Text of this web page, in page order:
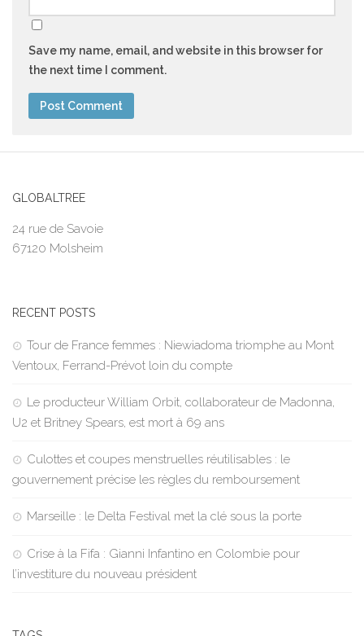
Save my name, email, and website in this browser for
the next time I comment.
GLOBALTREE
24 rue de Savoie
67120 Molsheim
RECENT POSTS
Tour de France femmes : Niewiadoma triomphe au Mont
Ventoux, Ferrand-Prévot loin du compte
Le producteur William Orbit, collaborateur de Madonna,
U2 et Britney Spears, est mort à 69 ans
Culottes et coupes menstruelles réutilisables : le
gouvernement précise les règles du remboursement
Marseille : le Delta Festival met la clé sous la porte
Crise à la Fifa : Gianni Infantino en Colombie pour
l’investiture du nouveau président